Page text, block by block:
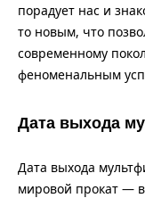
порадует нас и
то новым, что
современному
феноменальным
Дата выхода
Дата выхода
мировой прокат —